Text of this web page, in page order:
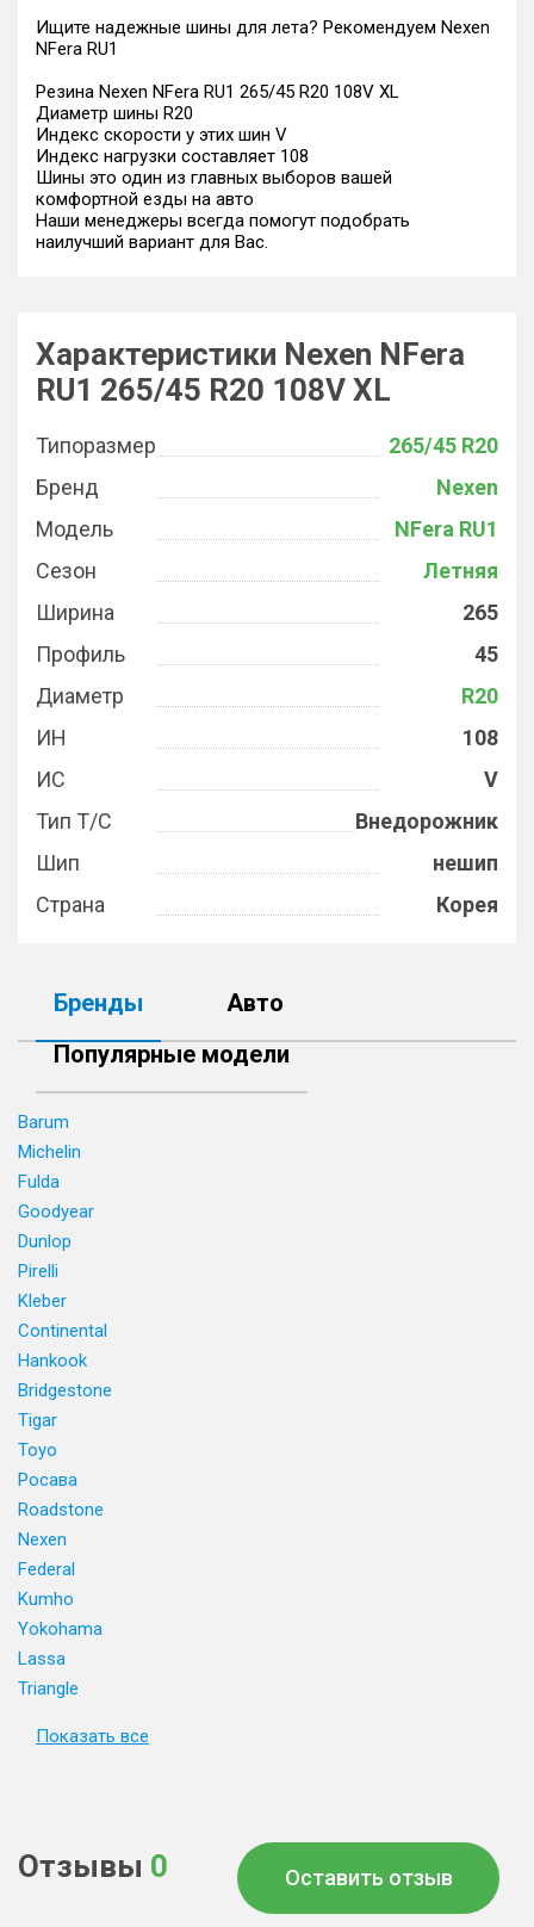
Ищите надежные шины для лета? Рекомендуем Nexen
NFera RU1
Резина Nexen NFera RU1 265/45 R20 108V XL
Диаметр шины R20
Индекс скорости у этих шин V
Индекс нагрузки составляет 108
Шины это один из главных выборов вашей
комфортной езды на авто
Наши менеджеры всегда помогут подобрать
наилучший вариант для Вас.
Характеристики Nexen NFera
RU1 265/45 R20 108V XL
Типоразмер
265/45 R20
Бренд
Nexen
Модель
NFera RU1
Сезон
Летняя
Ширина
265
Профиль
45
Диаметр
R20
ИН
108
ИС
V
Тип Т/С
Внедорожник
Шип
нешип
Страна
Корея
Бренды
Авто
Популярные модели
Barum
Michelin
Fulda
Goodyear
Dunlop
Pirelli
Kleber
Continental
Hankook
Bridgestone
Tigar
Toyo
Росава
Roadstone
Nexen
Federal
Kumho
Yokohama
Lassa
Triangle
Показать все
Отзывы 0 Оставить отзыв